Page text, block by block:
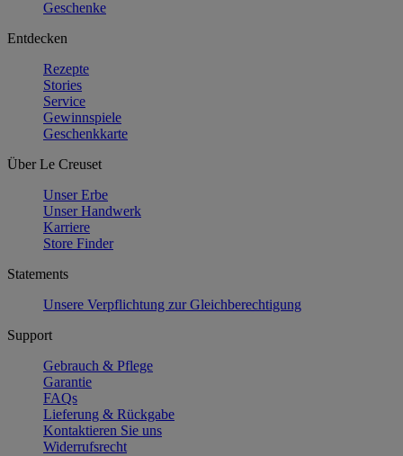
Geschenke
Entdecken
Rezepte
Stories
Service
Gewinnspiele
Geschenkkarte
Über Le Creuset
Unser Erbe
Unser Handwerk
Karriere
Store Finder
Statements
Unsere Verpflichtung zur Gleichberechtigung
Support
Gebrauch & Pflege
Garantie
FAQs
Lieferung & Rückgabe
Kontaktieren Sie uns
Widerrufsrecht